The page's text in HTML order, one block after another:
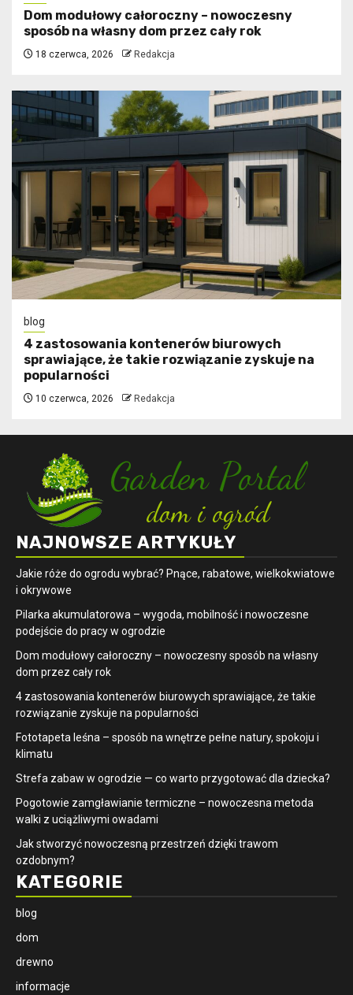
Dom modułowy całoroczny – nowoczesny
sposób na własny dom przez cały rok
18 czerwca, 2026 Redakcja
blog
4 zastosowania kontenerów biurowych
sprawiające, że takie rozwiązanie zyskuje na
popularności
10 czerwca, 2026 Redakcja
NAJNOWSZE ARTYKUŁY
Jakie róże do ogrodu wybrać? Pnące, rabatowe, wielkokwiatowe
i okrywowe
Pilarka akumulatorowa – wygoda, mobilność i nowoczesne
podejście do pracy w ogrodzie
Dom modułowy całoroczny – nowoczesny sposób na własny
dom przez cały rok
4 zastosowania kontenerów biurowych sprawiające, że takie
rozwiązanie zyskuje na popularności
​Fototapeta leśna – sposób na wnętrze pełne natury, spokoju i
klimatu
Strefa zabaw w ogrodzie — co warto przygotować dla dziecka?
Pogotowie zamgławianie termiczne – nowoczesna metoda
walki z uciążliwymi owadami
Jak stworzyć nowoczesną przestrzeń dzięki trawom
ozdobnym?
KATEGORIE
blog
dom
drewno
informacje